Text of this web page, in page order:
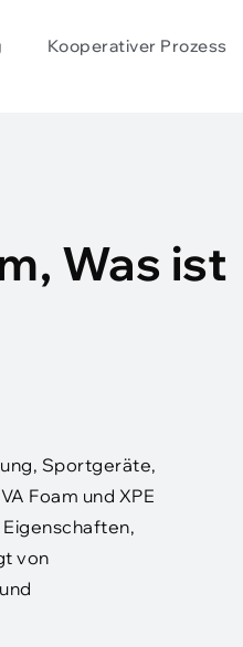
Kooperativer Prozess
Was ist
Sportgeräte,
Foam und XPE
von